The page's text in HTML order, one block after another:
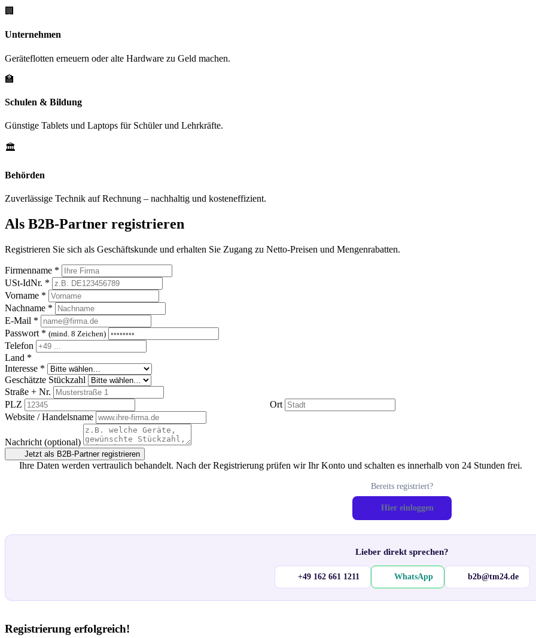
🏢
Unternehmen
Geräteflotten erneuern oder alte Hardware zu Geld machen.
🏫
Schulen & Bildung
Günstige Tablets und Laptops für Schüler und Lehrkräfte.
🏛️
Behörden
Zuverlässige Technik auf Rechnung – nachhaltig und kosteneffizient.
Als B2B-Partner registrieren
Registrieren Sie sich als Geschäftskunde und erhalten Sie Zugang zu Netto-Preisen und Mengenrabatten.
Firmenname *
USt-IdNr. *
Vorname *
Nachname *
E-Mail *
Passwort * (mind. 8 Zeichen)
Telefon
Land *
Interesse *
Geschätzte Stückzahl
Straße + Nr.
PLZ
Ort
Website / Handelsname
Nachricht (optional)
Jetzt als B2B-Partner registrieren
Ihre Daten werden vertraulich behandelt. Nach der Registrierung prüfen wir Ihr Konto und schalten es innerhalb von 24 Stunden frei.
Bereits registriert?
Hier einloggen
Lieber direkt sprechen?
+49 162 661 1211 WhatsApp b2b@tm24.de
Registrierung erfolgreich!